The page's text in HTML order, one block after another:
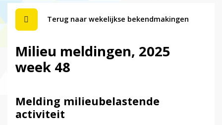
Terug naar wekelijkse bekendmakingen
Milieu meldingen, 2025
week 48
Melding milieubelastende
activiteit